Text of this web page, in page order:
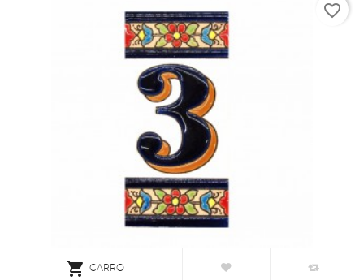
 CARRO
favorite_border